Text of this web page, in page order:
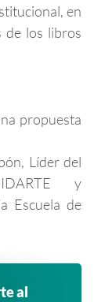
en
de los libros
propuesta
Líder del
y
Escuela de
al